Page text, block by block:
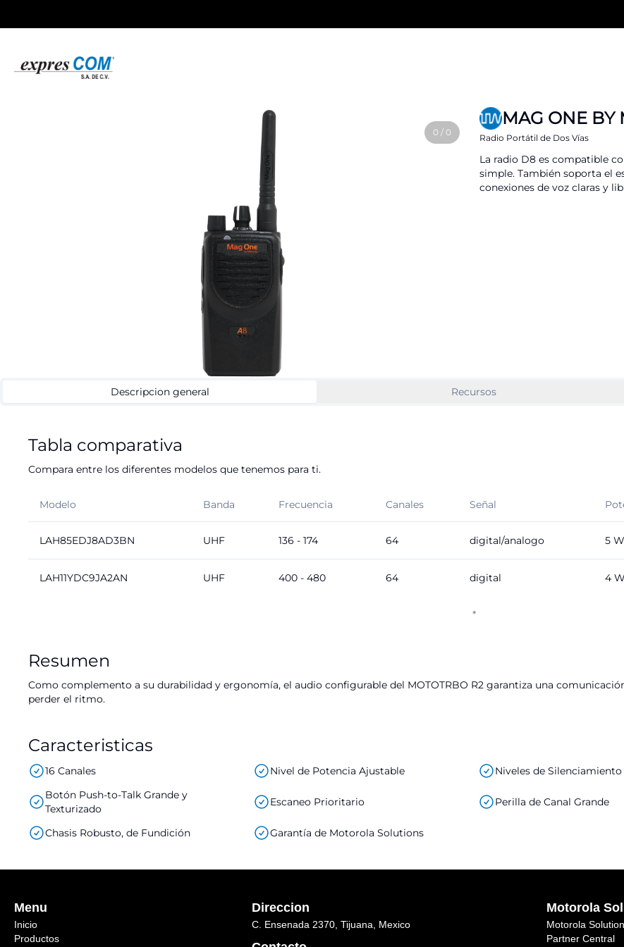
0 / 0
MAG ONE BY
Radio Portátil de Dos Vías
La radio D8 es compatible
simple. También soporta el
conexiones de voz claras y
Descripcion general Recursos
Tabla comparativa
Compara entre los diferentes modelos que tenemos para ti.
*
Modelo Banda Frecuencia Canales Señal
LAH85EDJ8AD3BN UHF 136 - 174 64 digital/analogo 5
LAH11YDC9JA2AN UHF 400 - 480 64 digital 4
Resumen
Como complemento a su durabilidad y ergonomía, el audio configurable del MOTOTRBO R2 garantiza una
perder el ritmo.
Caracteristicas
16 Canales Nivel de Potencia Ajustable Niveles de Silenciamiento
Botón Push-to-Talk Grande y
Texturizado
Escaneo Prioritario Perilla de Canal Grande
Chasis Robusto, de Fundición Garantía de Motorola Solutions
Menu
Inicio
Productos
Direccion
C. Ensenada 2370, Tijuana, Mexico
Motorola
Motorola
Partner Central